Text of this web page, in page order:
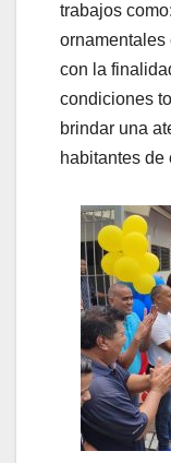
trabajos
ornamentales
con la
condiciones
brindar una
habitantes de